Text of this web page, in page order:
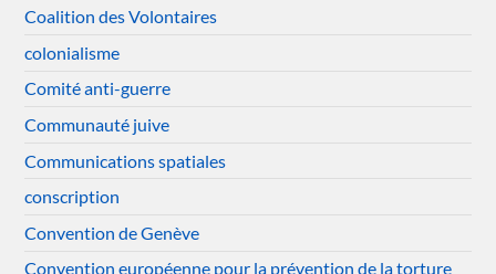
Coalition des Volontaires
colonialisme
Comité anti-guerre
Communauté juive
Communications spatiales
conscription
Convention de Genève
Convention européenne pour la prévention de la torture